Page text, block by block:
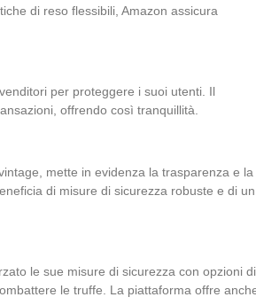
di reso flessibili, Amazon assicura
per proteggere i suoi utenti. Il
offrendo così tranquillità.
mette in evidenza la trasparenza e la
di misure di sicurezza robuste e di un
le sue misure di sicurezza con opzioni di
le truffe. La piattaforma offre